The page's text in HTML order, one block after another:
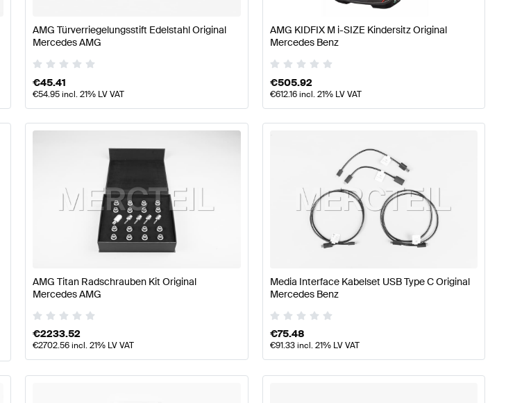
Mercedes-Benz GLB-Klasse Tuning- und Performanceteile
AMG Türverriegelungsstift Edelstahl Original
Mercedes AMG
€45.41
€54.95incl. 21% LV VAT
AMG KIDFIX M i-SIZE Kindersitz Original
Mercedes Benz
€505.92
€612.16incl. 21% LV VAT
AMG Titan Radschrauben Kit Original
Mercedes AMG
€2233.52
€2702.56incl. 21% LV VAT
Media Interface Kabelset USB Type C Original
Mercedes Benz
€75.48
€91.33incl. 21% LV VAT